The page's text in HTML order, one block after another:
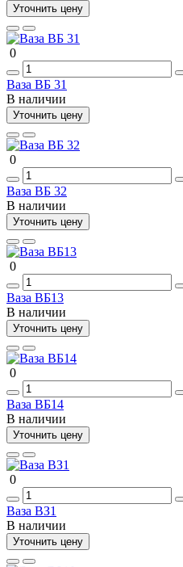
Уточнить цену
0
Ваза ВБ 31
В наличии
Уточнить цену
0
Ваза ВБ 32
В наличии
Уточнить цену
0
Ваза ВБ13
В наличии
Уточнить цену
0
Ваза ВБ14
В наличии
Уточнить цену
0
Ваза ВЗ1
В наличии
Уточнить цену